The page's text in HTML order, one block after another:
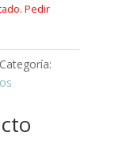
Pedir
Categoría: